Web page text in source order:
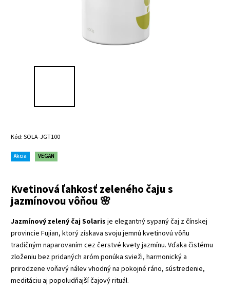
Kód:SOLA-JGT100
Akcia VEGAN
Kvetinová ľahkosť zeleného čaju s
jazmínovou vôňou 🌸
Jazmínový zelený čaj Solaris je elegantný sypaný čaj z čínskej
provincie Fujian, ktorý získava svoju jemnú kvetinovú vôňu
tradičným naparovaním cez čerstvé kvety jazmínu. Vďaka čistému
zloženiu bez pridaných aróm ponúka svieži, harmonický a
prirodzene voňavý nálev vhodný na pokojné ráno, sústredenie,
meditáciu aj popoludňajší čajový rituál.